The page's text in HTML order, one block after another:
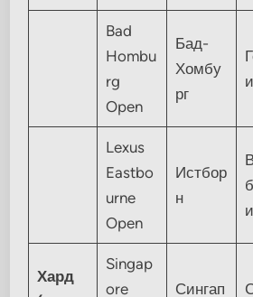
Bad
Hombu
rg
Open
Бад-
Хомбу
рг
Lexus
Eastbo
urne
Open
Истбор
н
Хард
Singap
ore
Сингап